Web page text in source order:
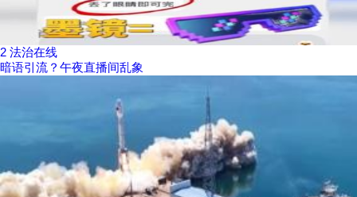
2 法治在线
暗语引流？午夜直播间乱象